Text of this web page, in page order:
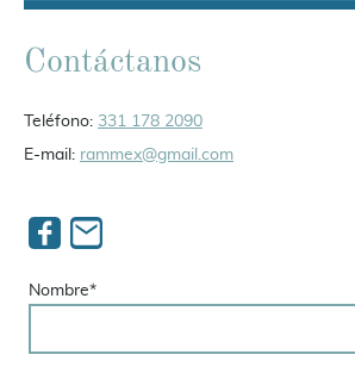
Contáctanos
Teléfono: 331 178 2090
E-mail: rammex@gmail.com
Nombre*